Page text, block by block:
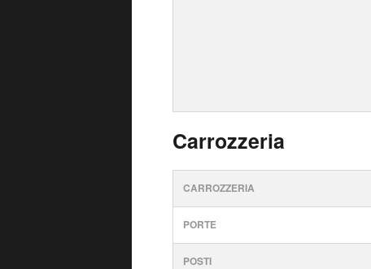
Carrozzeria
CARROZZERIA
PORTE
POSTI